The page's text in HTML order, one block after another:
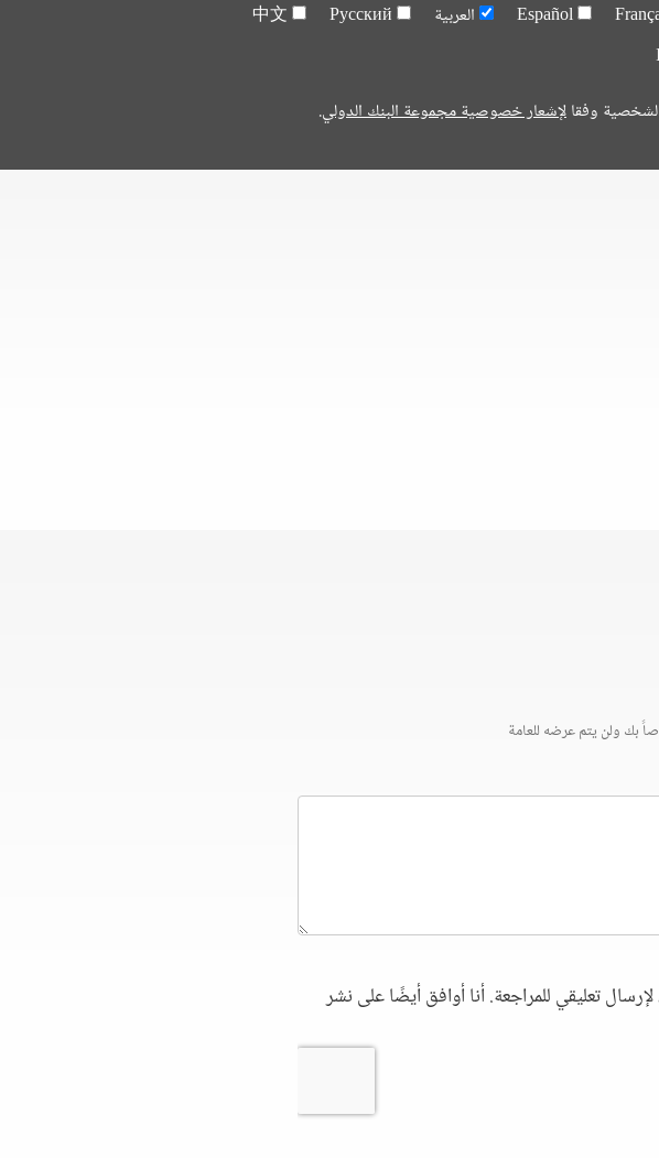
Español العربية Русский
中文
وفقالإشعار خصوصية مجموعة البنك الدولي.
بك ولن يتم عرضه للعامة
تعليقي للمراجعة. أنا أوافق أيضًا على نشر